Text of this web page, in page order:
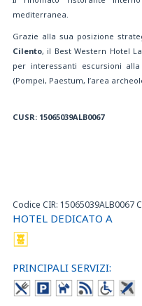
mediterranea.
Grazie alla sua posizione
Cilento, il Best Western Hotel
per interessanti escursioni
(Pompei, Paestum, l’area
CUSR: 15065039ALB0067
Codice CIR: 15065039ALB0067
HOTEL DEDICATO A
PRINCIPALI SERVIZI: